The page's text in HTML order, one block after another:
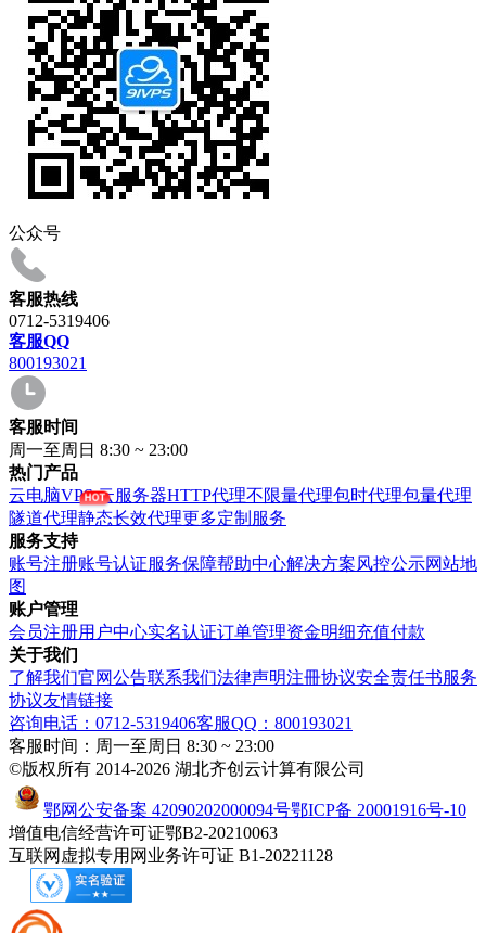
公众号
客服热线
0712-5319406
客服QQ
800193021
客服时间
周一至周日 8:30 ~ 23:00
热门产品
云电脑VPS云服务器HTTP代理不限量代理包时代理包量代理
隧道代理静态长效代理更多定制服务
服务支持
账号注册账号认证服务保障帮助中心解决方案风控公示网站地
图
账户管理
会员注册用户中心实名认证订单管理资金明细充值付款
关于我们
了解我们官网公告联系我们法律声明注冊协议安全责任书服务
协议友情链接
咨询电话：0712-5319406客服QQ：800193021
客服时间：周一至周日 8:30 ~ 23:00
©版权所有 2014-2026 湖北齐创云计算有限公司
鄂网公安备案 42090202000094号鄂ICP备 20001916号-10
增值电信经营许可证鄂B2-20210063
互联网虚拟专用网业务许可证 B1-20221128